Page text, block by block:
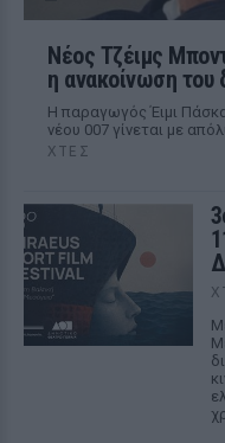
Νέος Τζέιμς
η ανακοίνωση του
Η παραγωγός Έιμι
νέου 007 γίνεται με
ΧΤΕΣ